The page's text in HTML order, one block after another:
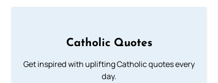
Catholic Quotes
Get inspired with uplifting Catholic quotes every
day.